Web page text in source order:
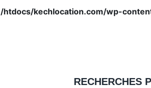
/htdocs/kechlocation.com/wp-
RECHERCHES